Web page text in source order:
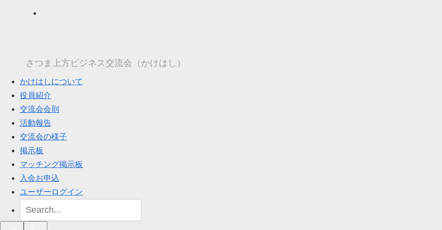
さつま上方ビジネス交流会（かけはし）
かけはしについて
役員紹介
交流会会則
活動報告
交流会の様子
掲示板
マッチング掲示板
入会お申込
ユーザーログイン